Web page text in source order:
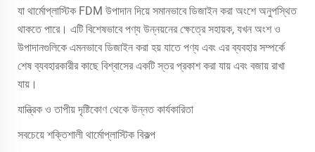
যা থার্মোপ্লাস্টিক FDM উপাদান দিয়ে সমানভাবে ডিজাইন করা অংশে অনুপস্থিত
থাকতে পারে। এটি বিশেষভাবে পণ্য উন্নয়নের ক্ষেত্রে সহায়ক, যখন অংশ ও
উপাদানগুলিকে এমনভাবে ডিজাইন করা হয় যাতে পণ্য এবং এর ব্যবহার সম্পর্কে
শেষ ব্যবহারকারীর কাছে বিশ্বাসের একটি স্তর প্রকাশ করা যায় এবং বজায় রাখা
যায়।
যান্ত্রিক ও তাপীয় দৃষ্টিকোণ থেকে উন্নত কার্যকারিতা
সবচেয়ে শক্তিশালী থার্মোপ্লাস্টিক বিকল্প